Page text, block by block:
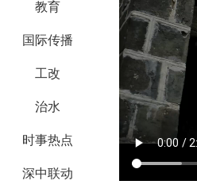
教育
国际传播
工改
治水
时事热点
深中联动